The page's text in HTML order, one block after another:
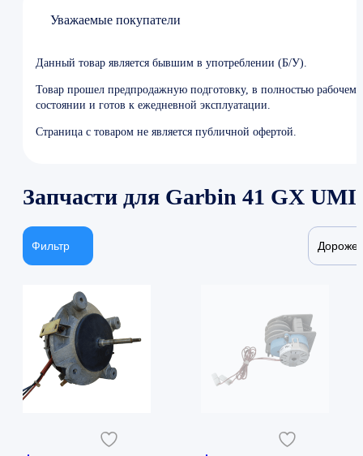
Уважаемые покупатели
Данный товар является бывшим в употреблении (Б/У).
Товар прошел предпродажную подготовку, в полностью рабочем
состоянии и готов к ежедневной эксплуатации.
Страница с товаром не является публичной офертой.
Запчасти для Garbin 41 GX UMI
Фильтр Дороже